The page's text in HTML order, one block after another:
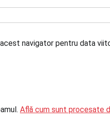
navigator pentru data
Află cum sunt procesate